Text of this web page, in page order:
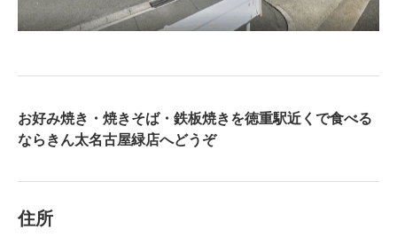
お好み焼き・焼きそば・鉄板焼きを徳重駅近くで食べる
ならきん太名古屋緑店へどうぞ
住所